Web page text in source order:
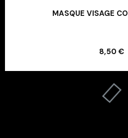
MASQUE VISAGE
8,50 €
Ajouter au